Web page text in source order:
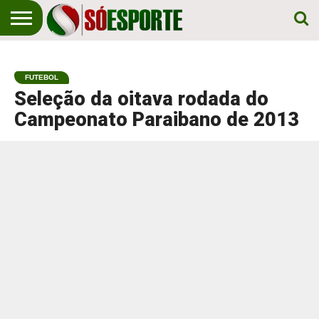
EM
PRIMEIRO
LUGAR!
ESPORTE
FUTEBOL
Seleção da oitava rodada do
Campeonato Paraibano de 2013